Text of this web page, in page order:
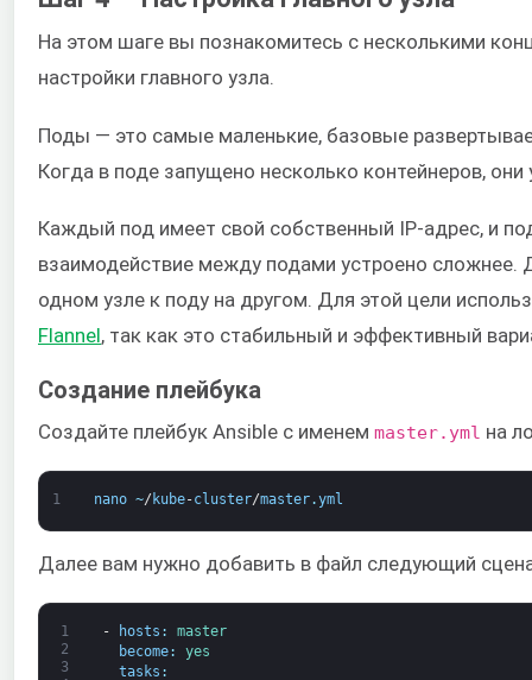
На этом шаге вы познакомитесь с несколькими
настройки главного узла.
Поды — это самые маленькие, базовые
Когда в поде запущено несколько контейнеров,
Каждый под имеет свой собственный IP-адрес, и
взаимодействие между подами устроено сложнее.
одном узле к поду на другом. Для этой цели
Flannel, так как это стабильный и эффективный
Создание плейбука
Создайте плейбук Ansible с именем master.yml на
1 nano ~/ kube-cluster/master.yml
Далее вам нужно добавить в файл следующий
1
2
3
- hosts :
master
become:
yes
tasks :